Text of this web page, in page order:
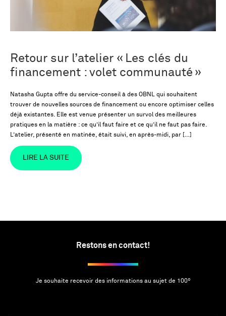
Retour sur l’atelier « Les clés du
financement : volet communauté »
Natasha Gupta offre du service-conseil à des OBNL qui souhaitent
trouver de nouvelles sources de financement ou encore optimiser celles
déjà existantes. Elle est venue présenter un survol des meilleures
pratiques en la matière : ce qu’il faut faire et ce qu’il ne faut pas faire.
L’atelier, présenté en matinée, était suivi, en après-midi, par […]
LIRE LA SUITE
Restons en contact!
Je souhaite recevoir des informations au sujet de 100º